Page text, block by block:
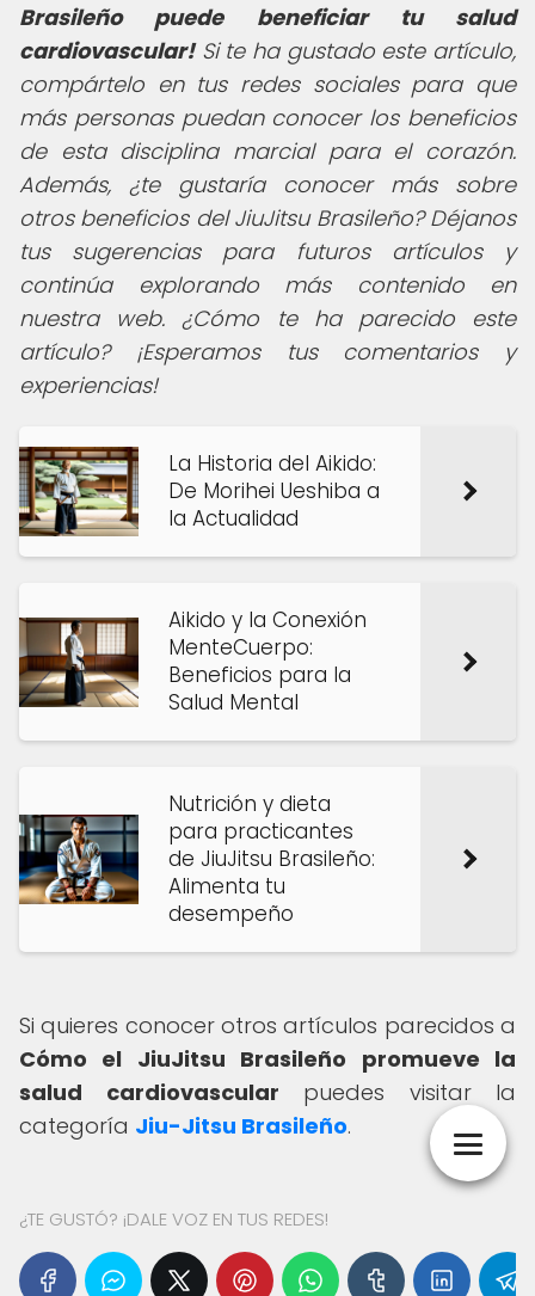
Brasileño puede beneficiar tu salud
cardiovascular!Si te ha gustado este artículo,
compártelo en tus redes sociales para que
más personas puedan conocer los beneficios
de esta disciplina marcial para el corazón.
Además, ¿te gustaría conocer más sobre
otros beneficios del JiuJitsu Brasileño? Déjanos
tus sugerencias para futuros artículos y
continúa explorando más contenido en
nuestra web. ¿Cómo te ha parecido este
artículo? ¡Esperamos tus comentarios y
experiencias!
La Historia del Aikido:
De Morihei Ueshiba a
la Actualidad
Aikido y la Conexión
MenteCuerpo:
Beneficios para la
Salud Mental
Nutrición y dieta
para practicantes
de JiuJitsu Brasileño:
Alimenta tu
desempeño
Si quieres conocer otros artículos parecidos a
Cómo el JiuJitsu Brasileño promueve la
salud cardiovascular puedes visitar la
categoría Jiu-Jitsu Brasileño.
¿TE GUSTÓ? ¡DALE VOZ EN TUS REDES!